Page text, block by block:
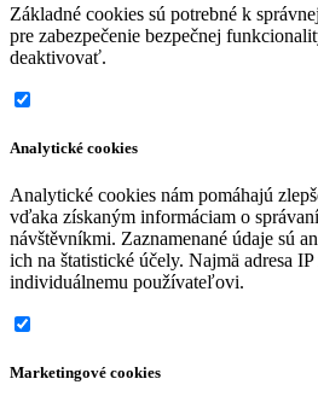
Základné cookies sú potrebné k
pre zabezpečenie bezpečnej
deaktivovať.
Analytické cookies
Analytické cookies nám pomáhajú
vďaka získaným informáciam o
návštěvníkmi. Zaznamenané údaje sú
ich na štatistické účely. Najmä adresa
individuálnemu používateľovi.
Marketingové cookies